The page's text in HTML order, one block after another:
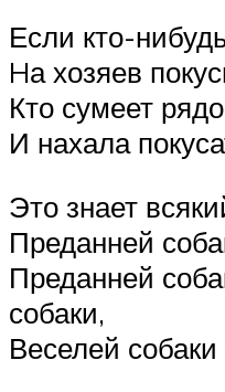
Если кто-
Hа хозяев
Кто сумеет
И нахала
Это знает
Преданней
Преданней
собаки,
Веселей